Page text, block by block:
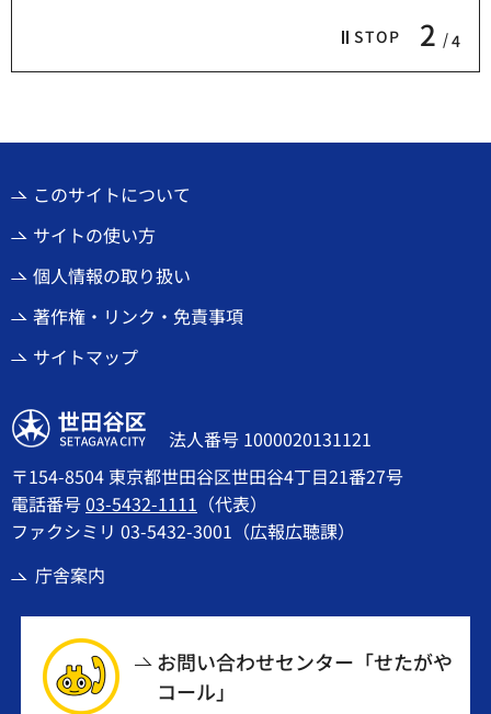
STOP 2 4
このサイトについて
サイトの使い方
個人情報の取り扱い
著作権・リンク・免責事項
サイトマップ
世田谷区
法人番号 1000020131121
〒154-8504 東京都世田谷区世田谷4丁目21番27号
電話番号03-5432-1111 （代表）
ファクシミリ 03-5432-3001（広報広聴課）
庁舎案内
お問い合わせセンター「せたがや
コール」